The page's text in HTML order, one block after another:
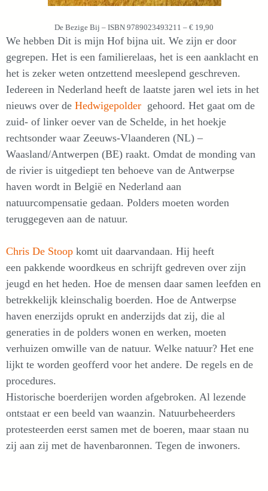
De Bezige Bij – ISBN 9789023493211 – € 19,90
We hebben Dit is mijn Hof bijna uit. We zijn er door
gegrepen. Het is een familierelaas, het is een aanklacht en
het is zeker weten ontzettend meeslepend geschreven.
Iedereen in Nederland heeft de laatste jaren wel iets in het
nieuws over de Hedwigepolder gehoord. Het gaat om de
zuid- of linker oever van de Schelde, in het hoekje
rechtsonder waar Zeeuws-Vlaanderen (NL) –
Waasland/Antwerpen (BE) raakt. Omdat de monding van
de rivier is uitgediept ten behoeve van de Antwerpse
haven wordt in België en Nederland aan
natuurcompensatie gedaan. Polders moeten worden
teruggegeven aan de natuur.
Chris De Stoop komt uit daarvandaan. Hij heeft
een pakkende woordkeus en schrijft gedreven over zijn
jeugd en het heden. Hoe de mensen daar samen leefden en
betrekkelijk kleinschalig boerden. Hoe de Antwerpse
haven enerzijds oprukt en anderzijds dat zij, die al
generaties in de polders wonen en werken, moeten
verhuizen omwille van de natuur. Welke natuur? Het ene
lijkt te worden geofferd voor het andere. De regels en de
procedures.
Historische boerderijen worden afgebroken. Al lezende
ontstaat er een beeld van waanzin. Natuurbeheerders
protesteerden eerst samen met de boeren, maar staan nu
zij aan zij met de havenbaronnen. Tegen de inwoners.